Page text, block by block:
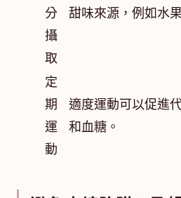
分
攝
取
甜味來源，例如水
定
期
運
動
適度運動可以促進
和血糖。